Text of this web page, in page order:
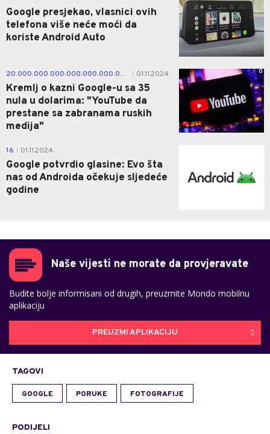
Google presjekao, vlasnici ovih
telefona više neće moći da
koriste Android Auto
20.000.000.000.000.000.000.000.000.000.000.000 01.11.2024.
Kremlj o kazni Google-u sa 35
nula u dolarima: "YouTube da
prestane sa zabranama ruskih
medija"
0
16 01.11.2024.
Google potvrdio glasine: Evo šta
nas od Androida očekuje sljedeće
godine
Naše vijesti ne morate da provjeravate
Budite bolje informisani od drugih, preuzmite Mondo mobilnu
aplikaciju
PREUZMI APLIKACIJU
TAGOVI
GOOGLE PORUKE FOTOGRAFIJE
PODIJELI